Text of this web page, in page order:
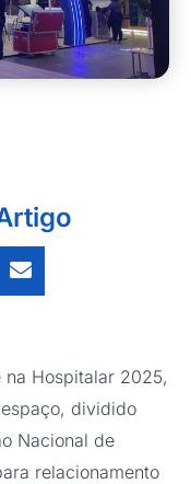
na Hospitalar 2025,
dividido
Nacional de
relacionamento